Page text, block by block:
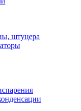
штуцера